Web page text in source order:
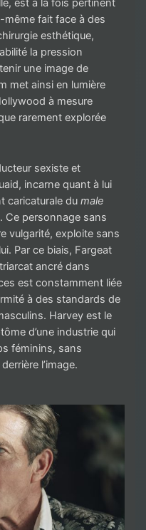
est à la fois pertinent
même fait face à des
esthétique,
la pression
une image de
met ainsi en lumière
à mesure
rarement explorée
sexiste et
incarne quant à lui
caricaturale du male
Ce personnage sans
vulgarité, exploite sans
Par ce biais, Fargeat
ancré dans
est constamment liée
à des standards de
Harvey est le
d’une industrie qui
féminins, sans
l’image.